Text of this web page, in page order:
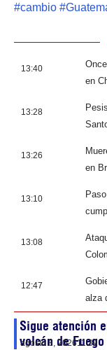
#cambio #
13:40
en
13:28
13:26
en
13:10
13:08
12:47
alza
Sigue atención
volcán de Fuego
agosto 8, 202611:39